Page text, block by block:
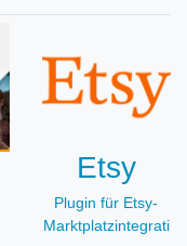
Etsy
Plugin für Etsy-
Marktplatzintegrati